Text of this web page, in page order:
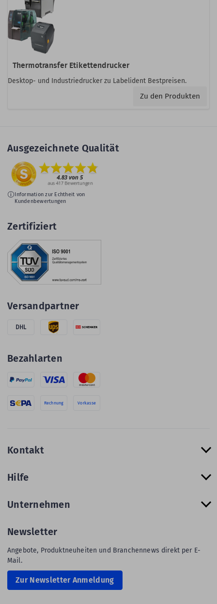
Thermotransfer Etikettendrucker
Desktop- und Industriedrucker zu Labelident Bestpreisen.
Zu den Produkten
Ausgezeichnete Qualität
Information zur Echtheit von
Kundenbewertungen
Zertifiziert
Versandpartner
DHL
Bezahlarten
Rechnung Vorkasse
Kontakt
Hilfe
Unternehmen
Newsletter
Angebote, Produktneuheiten und Branchennews direkt per E-
Mail.
Zur Newsletter Anmeldung